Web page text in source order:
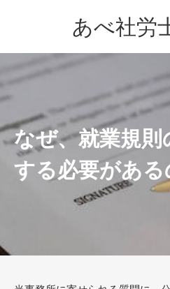
あべ社労
なぜ、就業規則
する必要があ